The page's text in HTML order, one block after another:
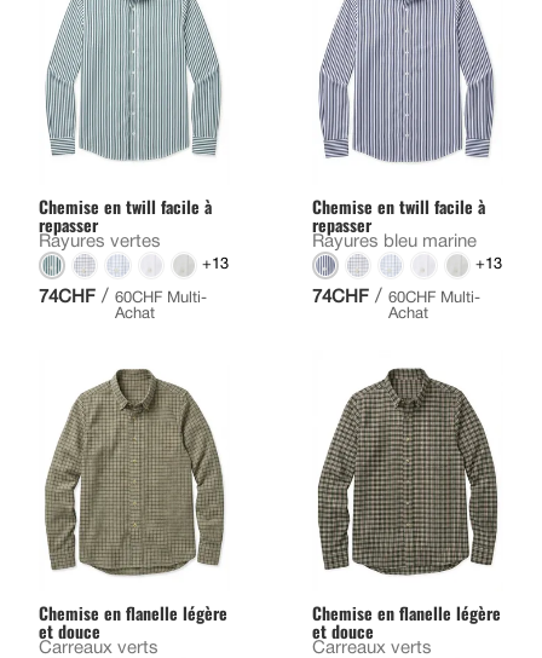
Chemise en twill facile à
repasser
Rayures vertes
+13
74CHF / 60CHF Multi-
Achat
Chemise en twill facile à
repasser
Rayures bleu marine
+13
74CHF / 60CHF Multi-
Achat
Chemise en flanelle légère
et douce
Carreaux verts
Chemise en flanelle légère
et douce
Carreaux verts